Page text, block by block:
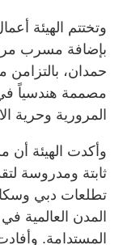
بإضافة مسرب
مصممة هندسياً في
المرورية وحرية
وأكدت الهيئة أن
ثابتة ومدروسة
تطلعات دبي
المدن العالمية
المستدامة.